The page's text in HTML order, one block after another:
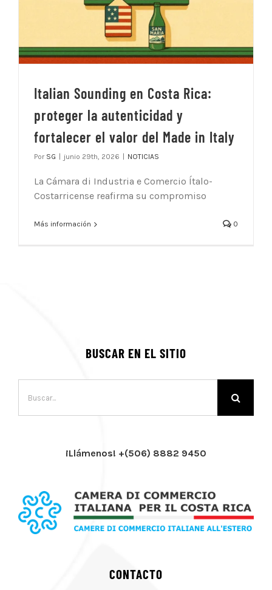
Italian Sounding en Costa Rica:
proteger la autenticidad y
fortalecer el valor del Made in Italy
Por SG junio 29th, 2026 NOTICIAS
La Cámara di Industria e Comercio Ítalo-
Costarricense reafirma su compromiso
Más información 0
BUSCAR EN EL SITIO
¡Llámenos! +(506) 8882 9450
CONTACTO